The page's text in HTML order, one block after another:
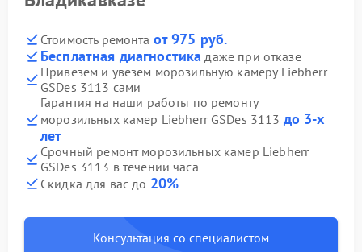
Стоимость ремонта от 975 руб.
Бесплатная диагностика даже при отказе
Привезем и увезем морозильную камеру Liebherr
GSDes 3113 сами
Гарантия на наши работы по ремонту
морозильных камер Liebherr GSDes 3113 до 3-х
лет
Срочный ремонт морозильных камер Liebherr
GSDes 3113 в течении часа
Скидка для вас до 20%
Консультация со специалистом